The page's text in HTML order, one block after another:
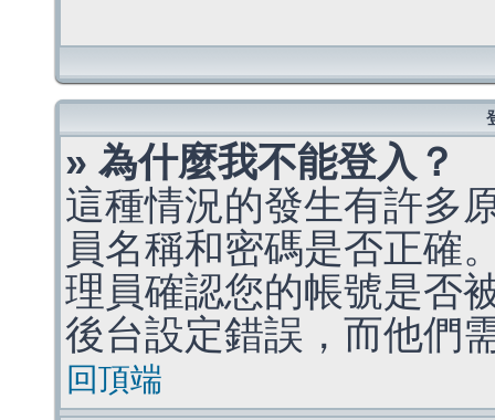
» 為什麼我不能登入？
這種情況的發生有許多
員名稱和密碼是否正確
理員確認您的帳號是否
後台設定錯誤，而他們
回頂端